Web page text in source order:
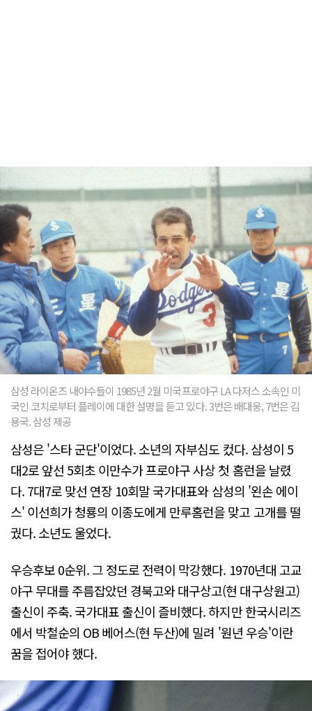
삼성 라이온즈 내야수들이 1985년 2월 미국프로야구 LA 다저스 소속인 미
국인 코치로부터 플레이에 대한 설명을 듣고 있다. 3번은 배대웅, 7번은 김
용국. 삼성 제공
삼성은 '스타 군단'이었다. 소년의 자부심도 컸다. 삼성이 5
대2로 앞선 5회초 이만수가 프로야구 사상 첫 홈런을 날렸
다. 7대7로 맞선 연장 10회말 국가대표와 삼성의 '왼손 에이
스' 이선희가 청룡의 이종도에게 만루홈런을 맞고 고개를 떨
궜다. 소년도 울었다.
우승후보 0순위. 그 정도로 전력이 막강했다. 1970년대 고교
야구 무대를 주름잡았던 경북고와 대구상고(현 대구상원고)
출신이 주축. 국가대표 출신이 즐비했다. 하지만 한국시리즈
에서 박철순의 OB 베어스(현 두산)에 밀려 '원년 우승'이란
꿈을 접어야 했다.